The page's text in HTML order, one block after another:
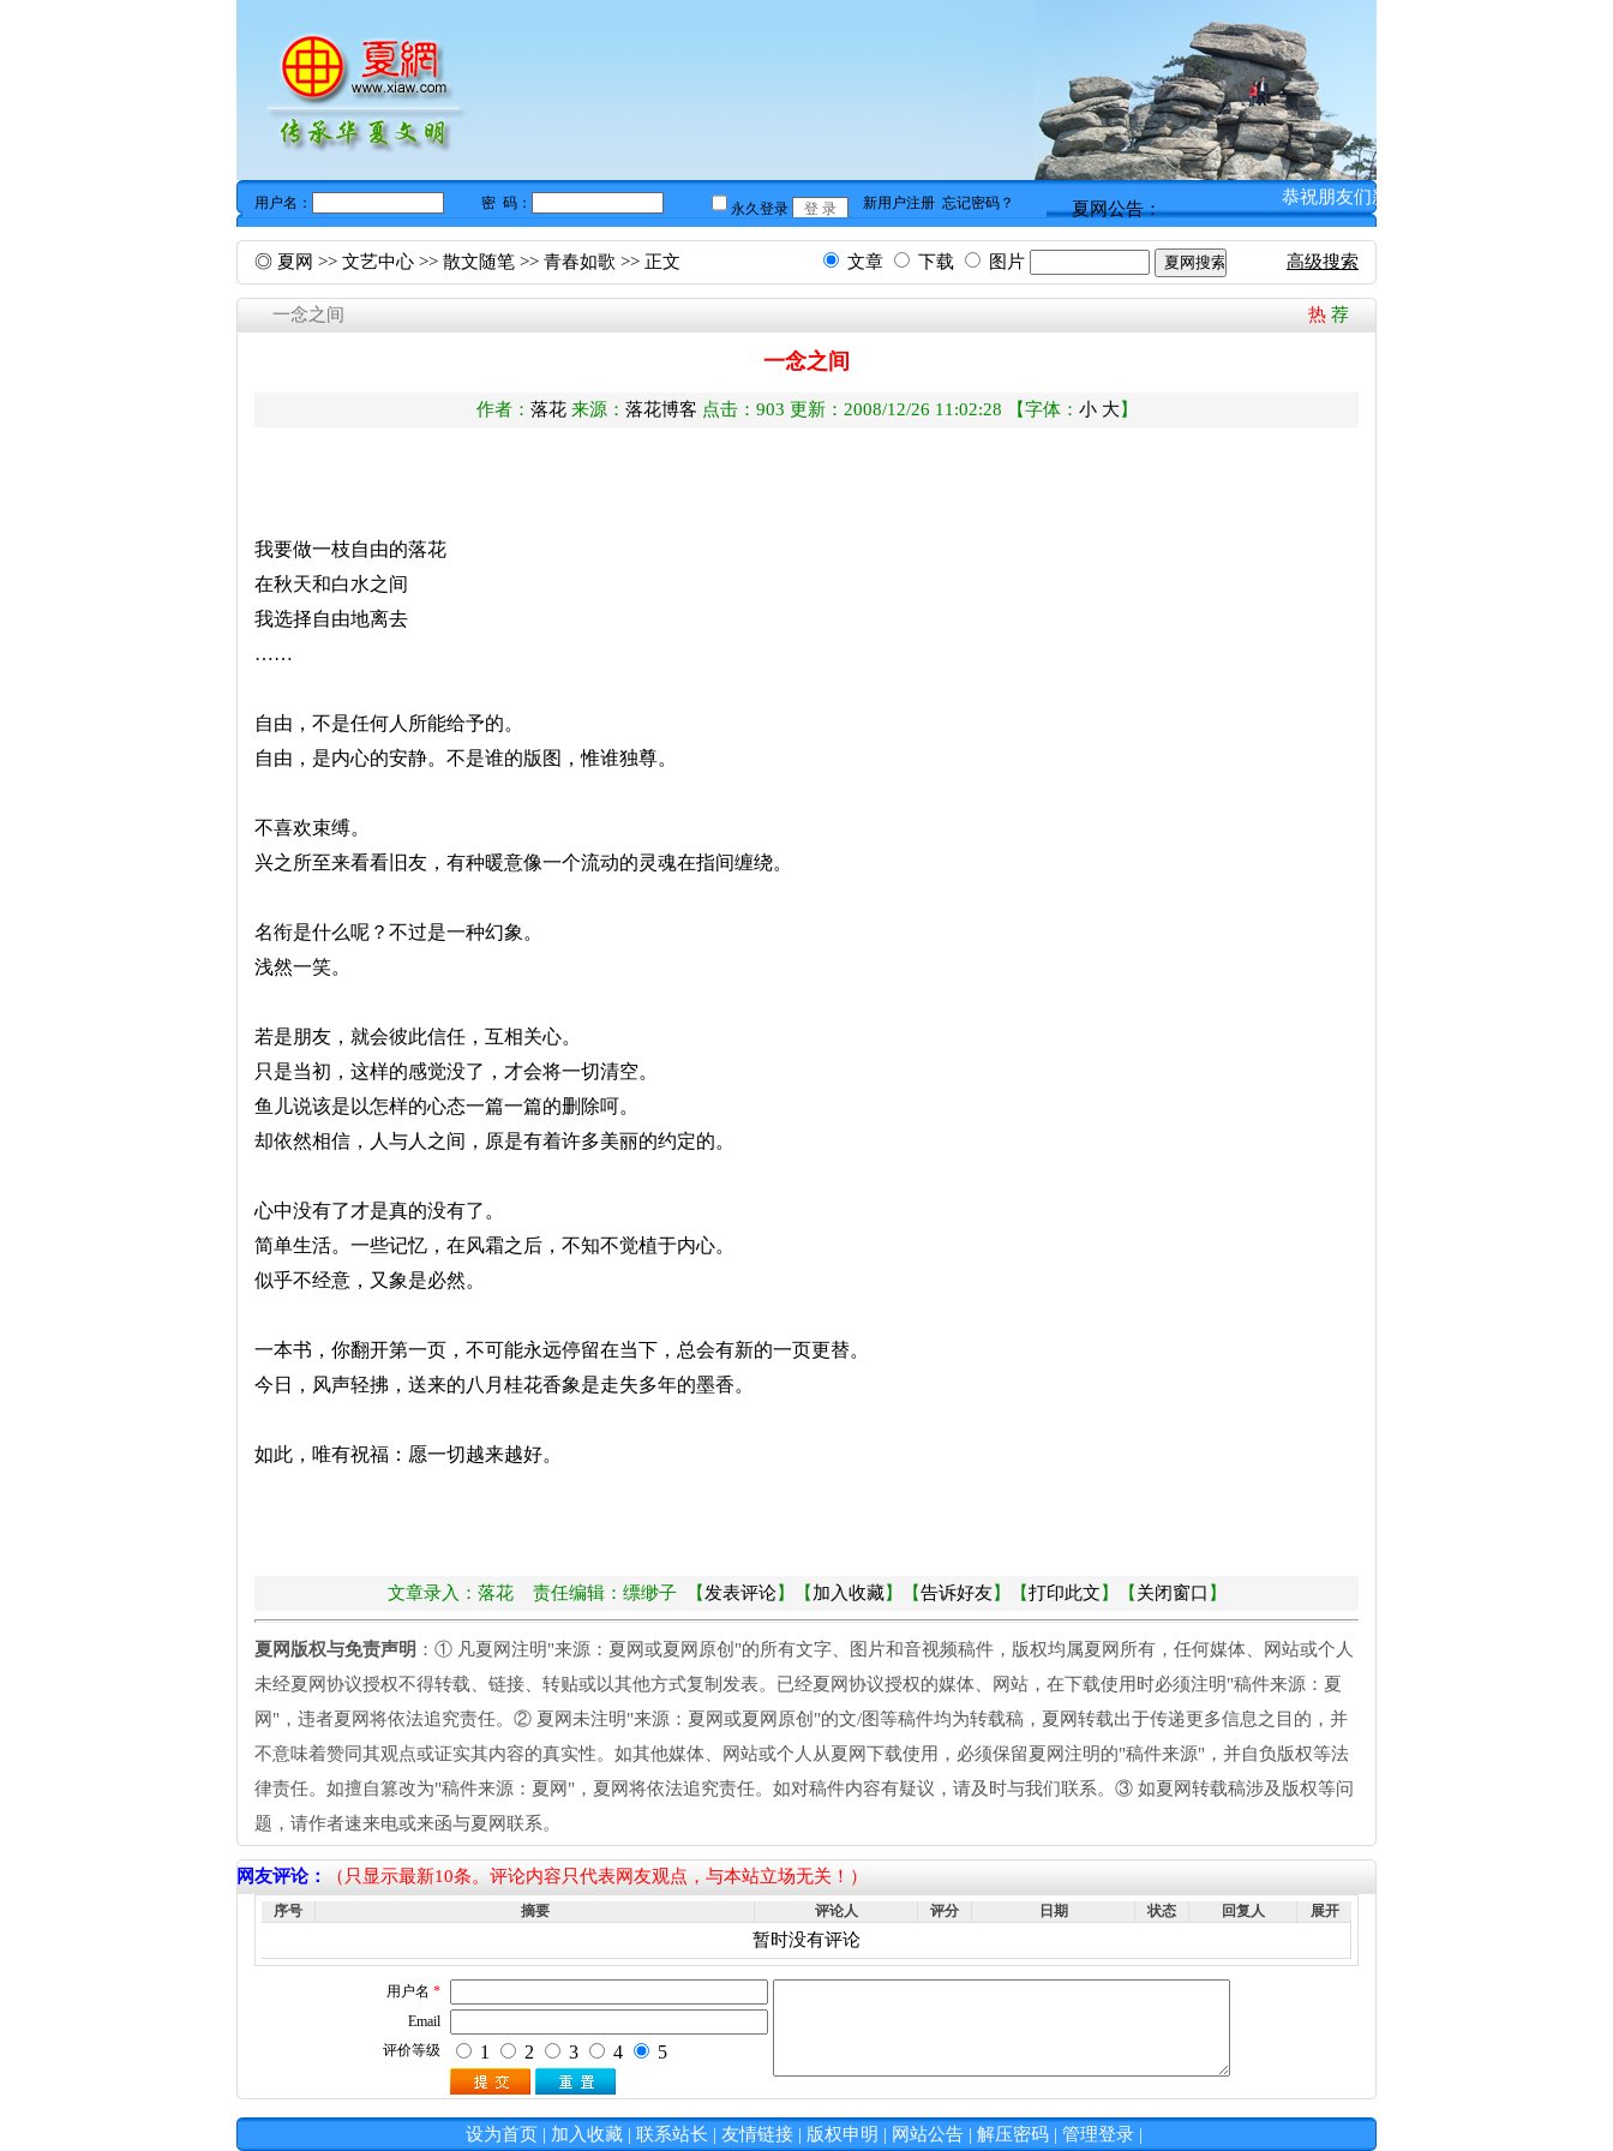
夏网公告：
恭祝朋友们新春愉快！ [缥缈子 2012年1
◎ 夏网 >> 文艺中心 >> 散文随笔 >> 青春如歌 >> 正文 文章 下载 图片 高级搜索
一念之间 热 荐
一念之间
作者： 落花来源： 落花博客 点击： 903 更新：2008/12/26 11:02:28 【字体： 小 大】
我要做一枝自由的落花
在秋天和白水之间
我选择自由地离去
……
自由，不是任何人所能给予的。
自由，是内心的安静。不是谁的版图，惟谁独尊。
不喜欢束缚。
兴之所至来看看旧友，有种暖意像一个流动的灵魂在指间缠绕。
名衔是什么呢？不过是一种幻象。
浅然一笑。
若是朋友，就会彼此信任，互相关心。
只是当初，这样的感觉没了，才会将一切清空。
鱼儿说该是以怎样的心态一篇一篇的删除呵。
却依然相信，人与人之间，原是有着许多美丽的约定的。
心中没有了才是真的没有了。
简单生活。一些记忆，在风霜之后，不知不觉植于内心。
似乎不经意，又象是必然。
一本书，你翻开第一页，不可能永远停留在当下，总会有新的一页更替。
今日，风声轻拂，送来的八月桂花香象是走失多年的墨香。
如此，唯有祝福：愿一切越来越好。
文章录入：落花 责任编辑：缥缈子 【 发表评论】【 加入收藏】【告诉好友】【打印此文 】【 关闭窗口 】
夏网版权与免责声明 ：① 凡夏网注明"来源：夏网或夏网原创"的所有文字、图片和音视频稿件，版权均属夏网所有，任何媒体、网站或个人
未经夏网协议授权不得转载、链接、转贴或以其他方式复制发表。已经夏网协议授权的媒体、网站，在下载使用时必须注明"稿件来源：夏
网"，违者夏网将依法追究责任。② 夏网未注明"来源：夏网或夏网原创"的文/图等稿件均为转载稿，夏网转载出于传递更多信息之目的，并
不意味着赞同其观点或证实其内容的真实性。如其他媒体、网站或个人从夏网下载使用，必须保留夏网注明的"稿件来源"，并自负版权等法
律责任。如擅自篡改为"稿件来源：夏网"，夏网将依法追究责任。如对稿件内容有疑议，请及时与我们联系。③ 如夏网转载稿涉及版权等问
题，请作者速来电或来函与夏网联系。
网友评论： （只显示最新10条。评论内容只代表网友观点，与本站立场无关！）
序号 摘要 评论人 评分 日期 状态 回复人 展开
暂时没有评论
设为首页 | 加入收藏 | 联系站长 | 友情链接 | 版权申明 | 网站公告 | 解压密码 | 管理登录 |